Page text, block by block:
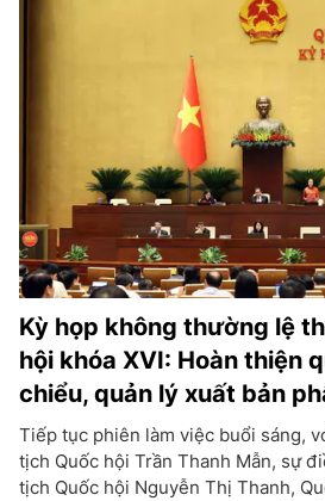
Kỳ họp không thường lệ
hội khóa XVI: Hoàn thiện
chiểu, quản lý xuất bản
Tiếp tục phiên làm việc buổi sáng,
tịch Quốc hội Trần Thanh Mẫn, sự
tịch Quốc hội Nguyễn Thị Thanh,